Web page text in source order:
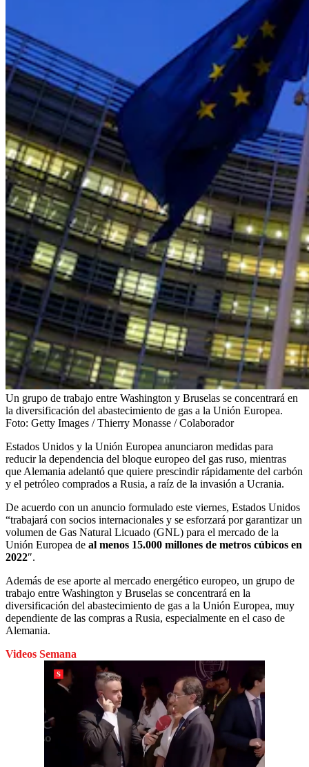
Un grupo de trabajo entre Washington y Bruselas se concentrará en
la diversificación del abastecimiento de gas a la Unión Europea.
Foto: Getty Images / Thierry Monasse / Colaborador
Estados Unidos y la Unión Europea anunciaron medidas para
reducir la dependencia del bloque europeo del gas ruso, mientras
que Alemania adelantó que quiere prescindir rápidamente del carbón
y el petróleo comprados a Rusia, a raíz de la invasión a Ucrania.
De acuerdo con un anuncio formulado este viernes, Estados Unidos
“trabajará con socios internacionales y se esforzará por garantizar un
volumen de Gas Natural Licuado (GNL) para el mercado de la
Unión Europea de al menos 15.000 millones de metros cúbicos en
2022″.
Además de ese aporte al mercado energético europeo, un grupo de
trabajo entre Washington y Bruselas se concentrará en la
diversificación del abastecimiento de gas a la Unión Europea, muy
dependiente de las compras a Rusia, especialmente en el caso de
Alemania.
Videos Semana